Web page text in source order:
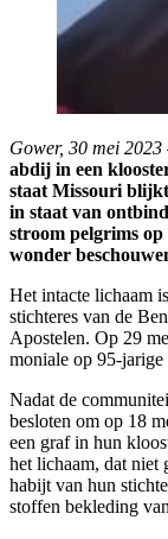
Gower, 30 mei 2023
abdij in een
staat Missouri
in staat van
stroom pelgrims op
wonder
Het intacte lichaam
stichteres van de
Apostelen. Op 29
moniale op 95-
Nadat de
besloten om op 18
een graf in hun
het lichaam, dat niet
habijt van hun
stoffen bekleding